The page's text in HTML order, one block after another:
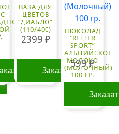
ВАЗА ДЛЯ
ЦВЕТОВ
“ДИАБЛО”
(110/400)
2399 ₽
Заказать
ШОКОЛАД
“RITTER
SPORT”
АЛЬПИЙСКОЕ
МОЛОКО
(МОЛОЧНЫЙ)
100 ГР.
599₽